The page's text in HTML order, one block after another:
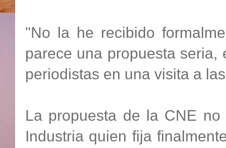
"No la he recibido
parece una propuesta
periodistas en una visita a
La propuesta de la CNE
Industria quien fija